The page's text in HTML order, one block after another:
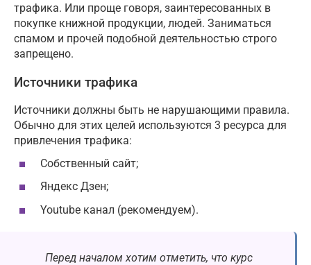
трафика. Или проще говоря, заинтересованных в
покупке книжной продукции, людей. Заниматься
спамом и прочей подобной деятельностью строго
запрещено.
Источники трафика
Источники должны быть не нарушающими правила.
Обычно для этих целей используются 3 ресурса для
привлечения трафика:
Собственный сайт;
Яндекс Дзен;
Youtube канал (рекомендуем).
Перед началом хотим отметить, что курс